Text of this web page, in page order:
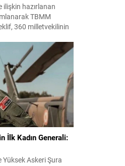
ilişkin hazırlanan
TBMM
360 milletvekilinin
milletvekillerinin
düzenleme kısa
görüşülecek
bekleniyor.
süreçte...
İlk Kadın Generali:
Yüksek Askeri Şura